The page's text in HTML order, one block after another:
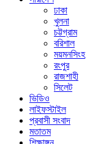
ঢাকা
খুলনা
চট্টগ্রাম
বরিশাল
ময়মনসিংহ
রংপুর
রাজশাহী
সিলেট
ভিডিও
লাইফস্টাইল
প্রবাসী সংবাদ
মতাতম